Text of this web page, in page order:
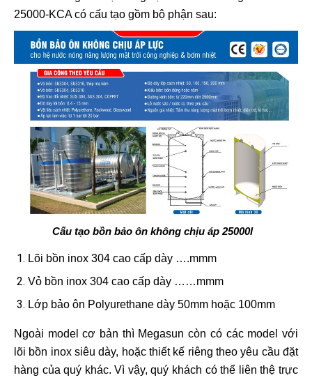
25000-KCA có cấu tạo gồm bộ phận sau:
Cấu tạo bồn bảo ôn không chịu áp 25000l
Lõi bồn inox 304 cao cấp dày ….mmm
Vỏ bồn inox 304 cao cấp dày ……mmm
Lớp bảo ôn Polyurethane dày 50mm hoặc 100mm
Ngoài model cơ bản thì Megasun còn có các model với
lõi bồn inox siêu dày, hoặc thiết kế riêng theo yêu cầu đặt
hàng của quý khác. Vì vậy, quý khách có thể liên thệ trực